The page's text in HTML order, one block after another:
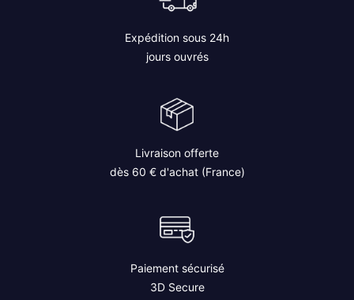
Expédition sous 24h
jours ouvrés
Livraison offerte
dès 60 € d'achat (France)
Paiement sécurisé
3D Secure